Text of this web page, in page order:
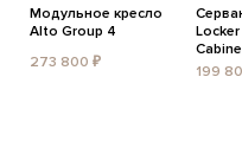
Модульное кресло
Alto Group 4
273 800 ₽
199